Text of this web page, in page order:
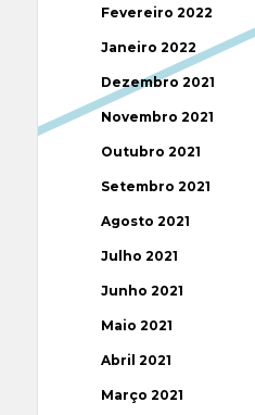
Fevereiro 2022
Janeiro 2022
Dezembro 2021
Novembro 2021
Outubro 2021
Setembro 2021
Agosto 2021
Julho 2021
Junho 2021
Maio 2021
Abril 2021
Março 2021